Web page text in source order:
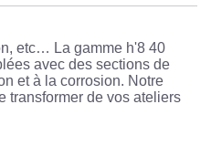
etc… La gamme h'8 40
avec des sections de
et à la corrosion. Notre
transformer de vos ateliers